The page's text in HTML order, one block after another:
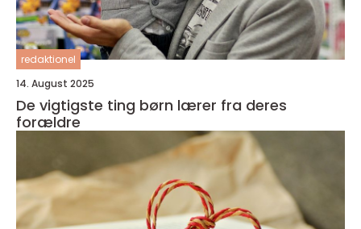
redaktionel
14. August 2025
De vigtigste ting børn lærer fra deres
forældre